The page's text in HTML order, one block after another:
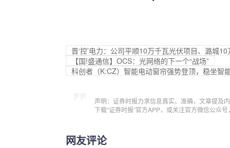
晋‘控’电力：公司平顺10万千瓦光伏项目、潞城
【国!盛通信】OCS：光网络的下一个“战场”
科创者（K:CZ）智能电动窗帘强势登顶，稳坐智
声明：证券时报力求信息真实、准确，文章提及
下载“证券时报”官方APP，或关注官方微信公众
网友评论